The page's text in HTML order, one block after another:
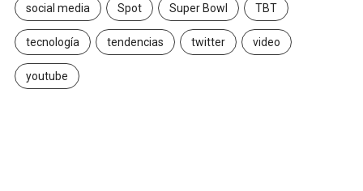
social media Spot Super Bowl TBT
tecnología tendencias twitter video
youtube